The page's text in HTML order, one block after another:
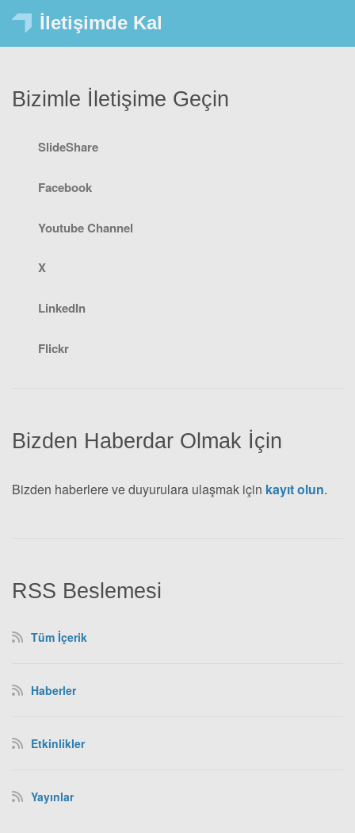
İletişimde Kal
RSS Beslemesi
Tüm İçerik
Haberler
Etkinlikler
Yayınlar
Bizden Haberdar Olmak İçin
Bizden haberlere ve duyurulara ulaşmak için kayıt olun.
Bizimle İletişime Geçin
SlideShare
Facebook
Youtube Channel
X
LinkedIn
Flickr